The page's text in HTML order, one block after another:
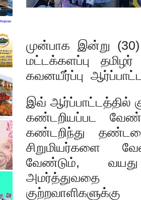
முன்பாக இன்று
மட்டக்களப்பு
கவனயீர்ப்பு
இவ் ஆர்ப்பாட்டத்தில்
கண்டறியப்பட
கண்டறிந்து
சிறுமியர்களை
வேண்டும்,
அமர்த்துவதை